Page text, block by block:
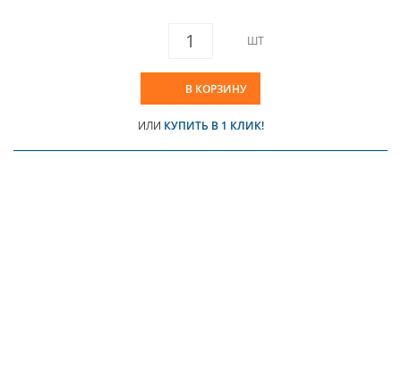
ШТ
В КОРЗИНУ
ИЛИ КУПИТЬ В 1 КЛИК!